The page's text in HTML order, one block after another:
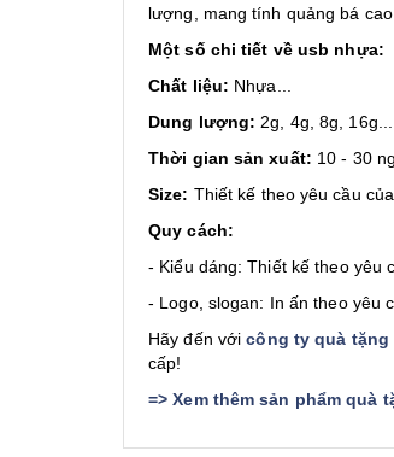
lượng, mang tính quảng bá
Một số chi tiết về usb nhựa:
Chất liệu: Nhựa...
Dung lượng: 2g, 4g, 8g, 16g...
Thời gian sản xuất: 10 - 30
Size: Thiết kế theo yêu cầu
Quy cách:
- Kiểu dáng: Thiết kế theo yêu
- Logo, slogan: In ấn theo yêu
Hãy đến vớicông ty quà tặng
cấp!
=>Xem thêm sản phẩm quà